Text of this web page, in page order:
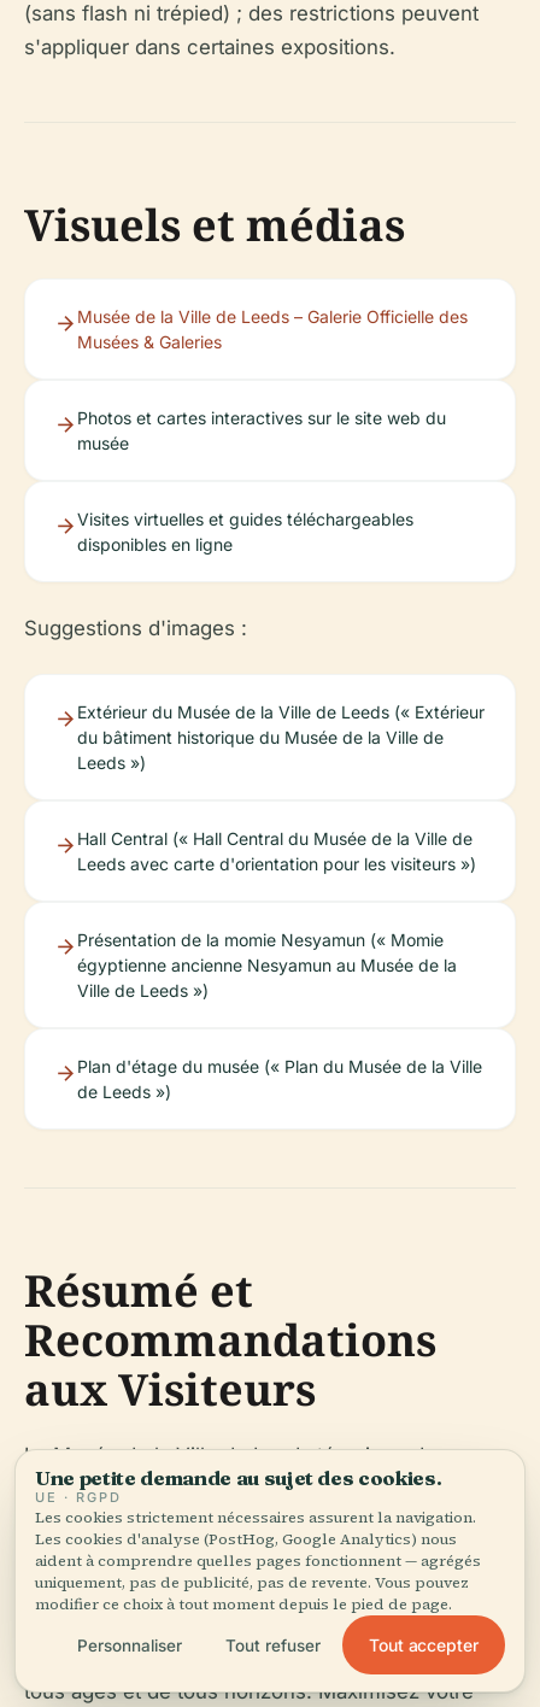
(sans flash ni trépied) ; des restrictions peuvent
s'appliquer dans certaines expositions.
Visuels et médias
Musée de la Ville de Leeds – Galerie Officielle des
Musées & Galeries
Photos et cartes interactives sur le site web du
musée
Visites virtuelles et guides téléchargeables
disponibles en ligne
Suggestions d'images :
Extérieur du Musée de la Ville de Leeds (« Extérieur
du bâtiment historique du Musée de la Ville de
Leeds »)
Hall Central (« Hall Central du Musée de la Ville de
Leeds avec carte d'orientation pour les visiteurs »)
Présentation de la momie Nesyamun (« Momie
égyptienne ancienne Nesyamun au Musée de la
Ville de Leeds »)
Plan d'étage du musée (« Plan du Musée de la Ville
de Leeds »)
Résumé et
Recommandations
aux Visiteurs
Le Musée de la Ville de Leeds témoigne de
l'histoire dynamique de Leeds, de son identité
multiculturelle et de son engagement envers
l'éducation et l'inclusivité. Avec des galeries
conçues avec soin, des programmes familiaux
captivants et un rôle central dans la vie de la
communauté, le musée accueille les visiteurs de
tous âges et de tous horizons. Maximisez votre
Une petite demande au sujet des cookies.
UE · RGPD
Les cookies strictement nécessaires assurent la navigation.
Les cookies d'analyse (PostHog, Google Analytics) nous
aident à comprendre quelles pages fonctionnent — agrégés
uniquement, pas de publicité, pas de revente. Vous pouvez
modifier ce choix à tout moment depuis le pied de page.
Personnaliser Tout refuser Tout accepter